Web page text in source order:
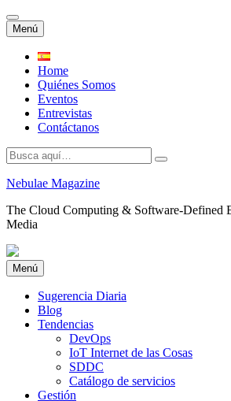
Menú Saltar
al
contenido
Home
Quiénes Somos
Eventos
Entrevistas
Contáctanos
Buscar
por:
Nebulae Magazine
The Cloud Computing & Software-Defined
Media
Menú Saltar
al
contenido
Sugerencia Diaria
Blog
Tendencias
DevOps
IoT Internet de las Cosas
SDDC
Catálogo de servicios
Gestión